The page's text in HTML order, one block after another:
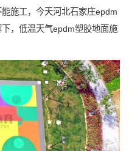
施工，今天河北石家庄epdm
，低温天气epdm塑胶地面施